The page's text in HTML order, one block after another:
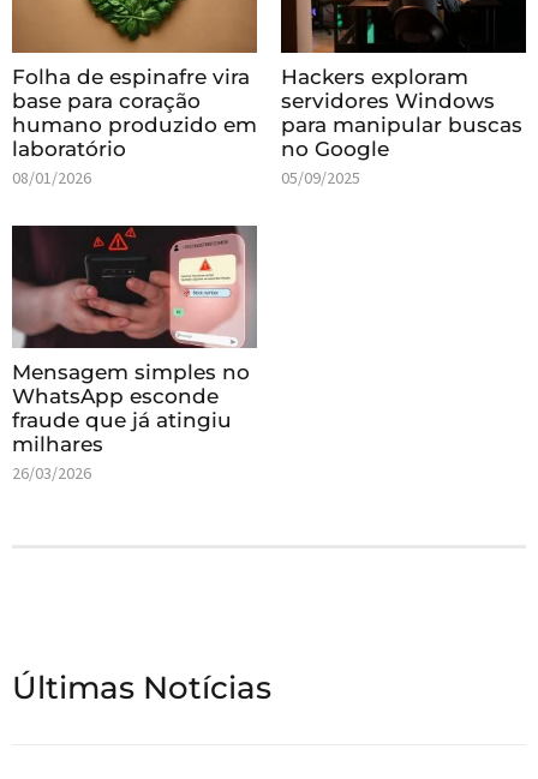
Folha de espinafre vira
base para coração
humano produzido em
laboratório
08/01/2026
Hackers exploram
servidores Windows
para manipular buscas
no Google
05/09/2025
Mensagem simples no
WhatsApp esconde
fraude que já atingiu
milhares
26/03/2026
Últimas Notícias